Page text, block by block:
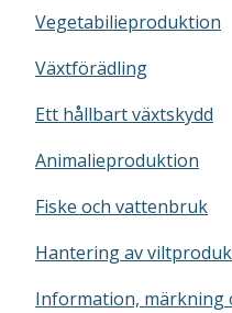
Vegetabilieproduktion
Växtförädling
Ett hållbart växtskydd
Animalieproduktion
Fiske och vattenbruk
Hantering av
Information, märkning